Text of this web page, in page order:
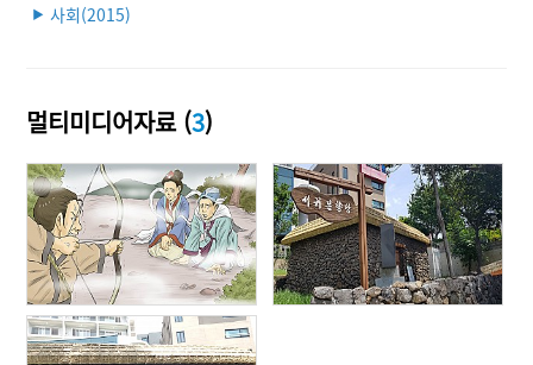
▶ 사회(2015)
멀티미디어자료 (3)